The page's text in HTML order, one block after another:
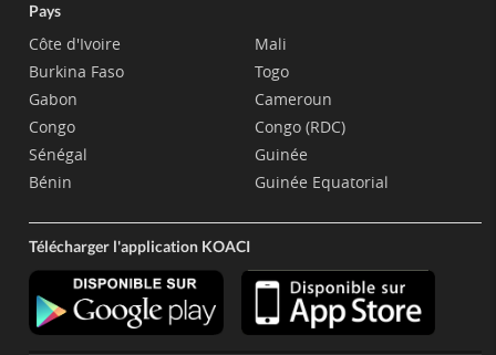
Pays
Côte d'Ivoire
Burkina Faso
Gabon
Congo
Sénégal
Bénin
Mali
Togo
Cameroun
Congo (RDC)
Guinée
Guinée Equatorial
Télécharger l'application KOACI